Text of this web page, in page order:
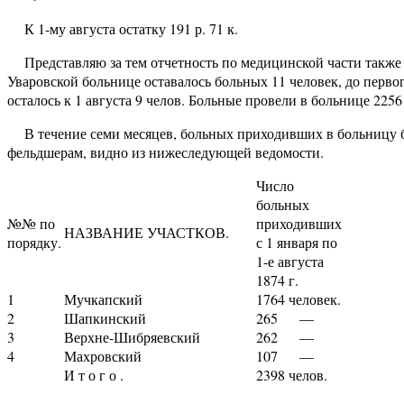
К 1-му августа остатку 191 р. 71 к.
Представляю за тем отчетность по медицинской части
Уваровской больнице оставалось больных 11 человек, до
осталось к 1 августа 9 челов. Больные провели в больнице
В течение семи месяцев, больных приходивших в больницу
фельдшерам, видно из нижеследующей ведомости.
№№ по
порядку.
НАЗВАНИЕ УЧАСТКОВ.
Число
больных
приходивших
с 1 января по
1-е августа
1874 г.
1
Мучкапский
1764 человек.
2
Шапкинский
265 —
3
Верхне-Шибряевский
262 —
4
Махровский
107 —
И т о г о .
2398 челов.